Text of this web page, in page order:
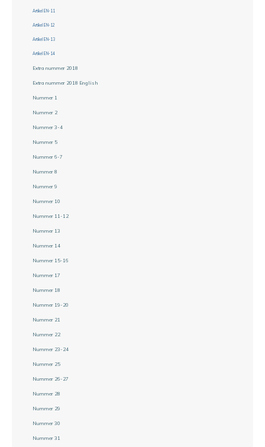
Artikel EN-11
Artikel EN-12
Artikel EN-13
Artikel EN-14
Extra nummer 2018
Extra nummer 2018 English
Nummer 1
Nummer 2
Nummer 3-4
Nummer 5
Nummer 6-7
Nummer 8
Nummer 9
Nummer 10
Nummer 11-12
Nummer 13
Nummer 14
Nummer 15-16
Nummer 17
Nummer 18
Nummer 19-20
Nummer 21
Nummer 22
Nummer 23-24
Nummer 25
Nummer 26-27
Nummer 28
Nummer 29
Nummer 30
Nummer 31